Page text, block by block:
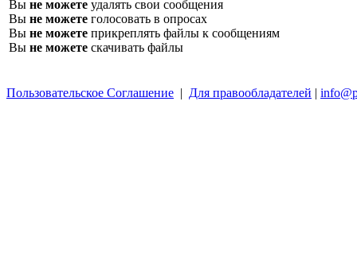
Вы не можете удалять свои сообщения
Вы не можете голосовать в опросах
Вы не можете прикреплять файлы к сообщениям
Вы не можете скачивать файлы
Пользовательское Соглашение | Для правообладателей |